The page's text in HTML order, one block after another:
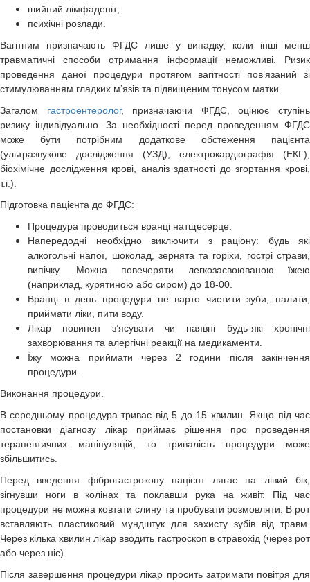
шийний лімфаденіт;
психічні розлади.
Вагітним призначають ФГДС лише у випадку, коли інші менш
травматичні способи отримання інформації неможливі. Ризик
проведення даної процедури протягом вагітності пов’язаний зі
стимулюванням гладких м’язів та підвищеним тонусом матки.
Загалом гастроентеролог, призначаючи ФГДС, оцінює ступінь
ризику індивідуально. За необхідності перед проведенням ФГДС
може бути потрібним додаткове обстеження пацієнта
(ультразвукове дослідження (УЗД), електрокардіографія (ЕКГ),
біохімічне дослідження крові, аналіз здатності до згортання крові,
т.і.).
Підготовка пацієнта до ФГДС:
Процедура проводиться вранці натщесерце.
Напередодні необхідно виключити з раціону: будь які
алкогольні напої, шоколад, зернята та горіхи, гострі страви,
випічку. Можна повечеряти легкозасвоюваною їжею
(наприклад, курятиною або сиром) до 18-00.
Вранці в день процедури не варто чистити зуби, палити,
приймати ліки, пити воду.
Лікар повинен з’ясувати чи наявні будь-які хронічні
захворювання та алергічні реакції на медикаменти.
Їжу можна приймати через 2 години після закінчення
процедури.
Виконання процедури.
В середньому процедура триває від 5 до 15 хвилин. Якщо під час
постановки діагнозу лікар приймає рішення про проведення
терапевтичних маніпуляцій, то тривалість процедури може
збільшитись.
Перед введення фіброгастрокопу пацієнт лягає на лівий бік,
зігнувши ноги в колінах та поклавши рука на живіт. Під час
процедури не можна ковтати слину та пробувати розмовляти. В рот
вставляють пластиковий мундштук для захисту зубів від травм.
Через кілька хвилин лікар вводить гастроскоп в стравохід (через рот
або через ніс).
Після завершення процедури лікар просить затримати повітря для